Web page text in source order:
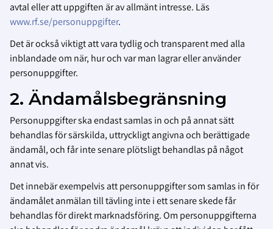
avtal eller att uppgiften är av allmänt intresse. Läs
www.rf.se/personuppgifter.
Det är också viktigt att vara tydlig och transparent med alla
inblandade om när, hur och var man lagrar eller använder
personuppgifter.
2. Ändamålsbegränsning
Personuppgifter ska endast samlas in och på annat sätt
behandlas för särskilda, uttryckligt angivna och berättigade
ändamål, och får inte senare plötsligt behandlas på något
annat vis.
Det innebär exempelvis att personuppgifter som samlas in för
ändamålet anmälan till tävling inte i ett senare skede får
behandlas för direkt marknadsföring. Om personuppgifterna